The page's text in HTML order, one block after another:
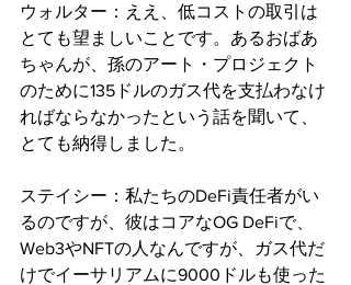
ウォルター：ええ、低コストの取引は
とても望ましいことです。あるおばあ
ちゃんが、孫のアート・プロジェクト
のために135ドルのガス代を支払わなけ
ればならなかったという話を聞いて、
とても納得しました。
ステイシー：私たちのDeFi責任者がい
るのですが、彼はコアなOG DeFiで、
Web3やNFTの人なんですが、ガス代だ
けでイーサリアムに9000ドルも使った